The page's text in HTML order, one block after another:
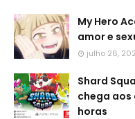
My Hero
amor e
julho 26,
Shard
chega aos
horas